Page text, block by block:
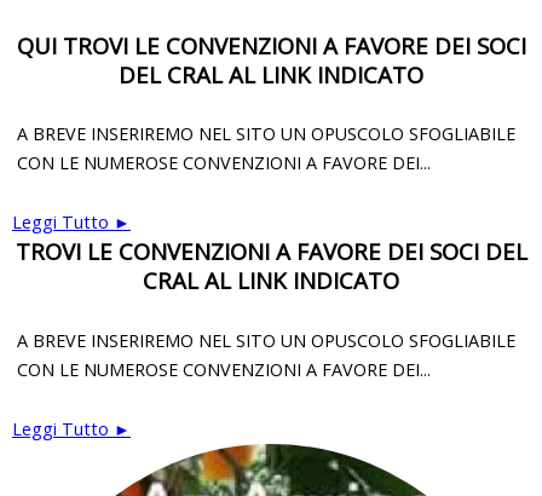
QUI TROVI LE CONVENZIONI A FAVORE DEI SOCI
DEL CRAL AL LINK INDICATO
A BREVE INSERIREMO NEL SITO UN OPUSCOLO SFOGLIABILE
CON LE NUMEROSE CONVENZIONI A FAVORE DEI...
Leggi Tutto ►
TROVI LE CONVENZIONI A FAVORE DEI SOCI DEL
CRAL AL LINK INDICATO
A BREVE INSERIREMO NEL SITO UN OPUSCOLO SFOGLIABILE
CON LE NUMEROSE CONVENZIONI A FAVORE DEI...
Leggi Tutto ►